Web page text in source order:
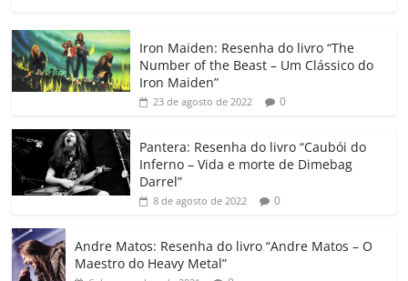
c
e
b
o
o
k
itt
er
at
s
A
p
e
dI
gl
e
Cl
a
ss
ro
o
p
y
Li
k
m
p
h
ar
Iron Maiden: Resenha do livro “The
Number of the Beast – Um Clássico do
Iron Maiden”
23 de agosto de 2022 0
Pantera: Resenha do livro “Caubói do
Inferno – Vida e morte de Dimebag
Darrel”
8 de agosto de 2022 0
Andre Matos: Resenha do livro “Andre Matos – O
Maestro do Heavy Metal”